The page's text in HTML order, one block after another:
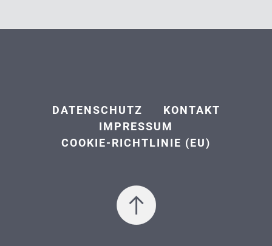
DATENSCHUTZ
KONTAKT
IMPRESSUM
COOKIE-RICHTLINIE (EU)